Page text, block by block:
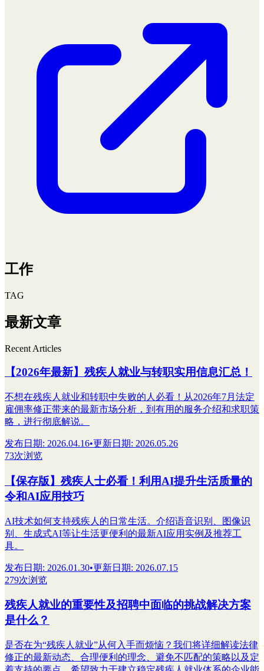
工作
TAG
最新文章
Recent Articles
【2026年最新】残疾人就业与转职实用信息汇总！
不想在残疾人就业和转职中失败的人必看！从2026年7月法定
雇佣率修正带来的最新市场分析，到有用的服务介绍和求职策
略，进行彻底解说。
发布日期: 2026.04.16•更新日期: 2026.05.26
73次浏览
【保存版】残疾人士必看！利用AI提升生活质量的
令和AI应用技巧
AI技术如何支持残疾人的日常生活。介绍语音识别、图像识
别、生成式AI等让生活更便利的最新AI应用实例及推荐工
具。
发布日期: 2026.01.30•更新日期: 2026.07.15
279次浏览
残疾人就业的重要性及招聘中面临的挑战解决方案
是什么？
是否在为“残疾人就业”从何入手而烦恼？我们将详细解读法律
修正的最新动态、合理便利的理念、避免不匹配的策略以及定